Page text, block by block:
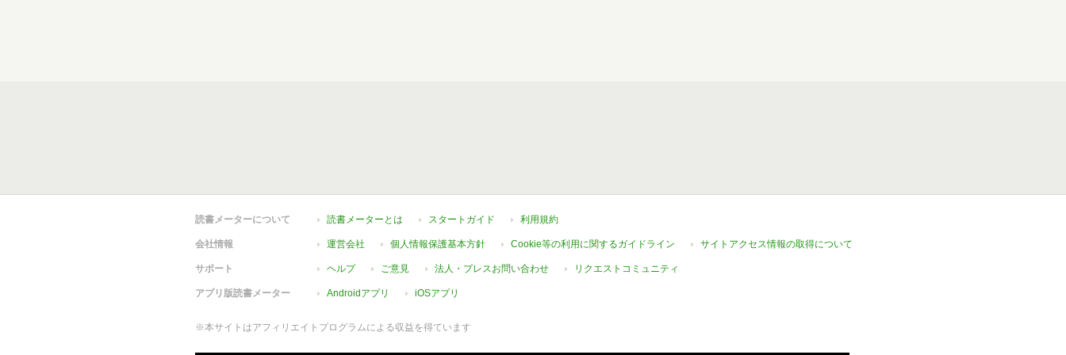
読書メーターについて 読書メーターとは スタートガイド 利用規約
会社情報 運営会社 個人情報保護基本方針 Cookie等の利用に関するガイドライン サイトアクセス情報の取得について
サポート ヘルプ ご意見 法人・プレスお問い合わせ リクエストコミュニティ
アプリ版読書メーター Androidアプリ iOSアプリ
※本サイトはアフィリエイトプログラムによる収益を得ています